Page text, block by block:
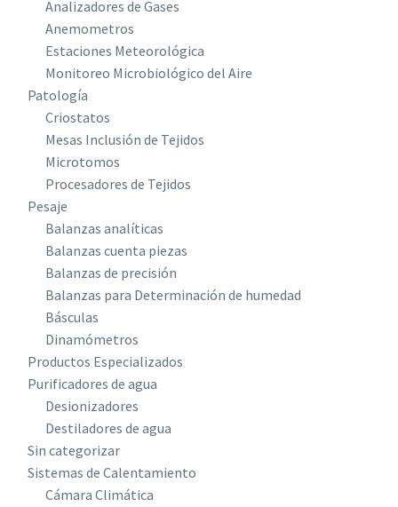
Analizadores de Gases
Anemometros
Estaciones Meteorológica
Monitoreo Microbiológico del Aire
Patología
Criostatos
Mesas Inclusión de Tejidos
Microtomos
Procesadores de Tejidos
Pesaje
Balanzas analíticas
Balanzas cuenta piezas
Balanzas de precisión
Balanzas para Determinación de humedad
Básculas
Dinamómetros
Productos Especializados
Purificadores de agua
Desionizadores
Destiladores de agua
Sin categorizar
Sistemas de Calentamiento
Cámara Climática